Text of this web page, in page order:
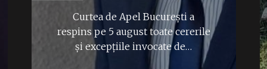
Curtea de Apel București a
respins pe 5 august toate cererile
și excepțiile invocate de…